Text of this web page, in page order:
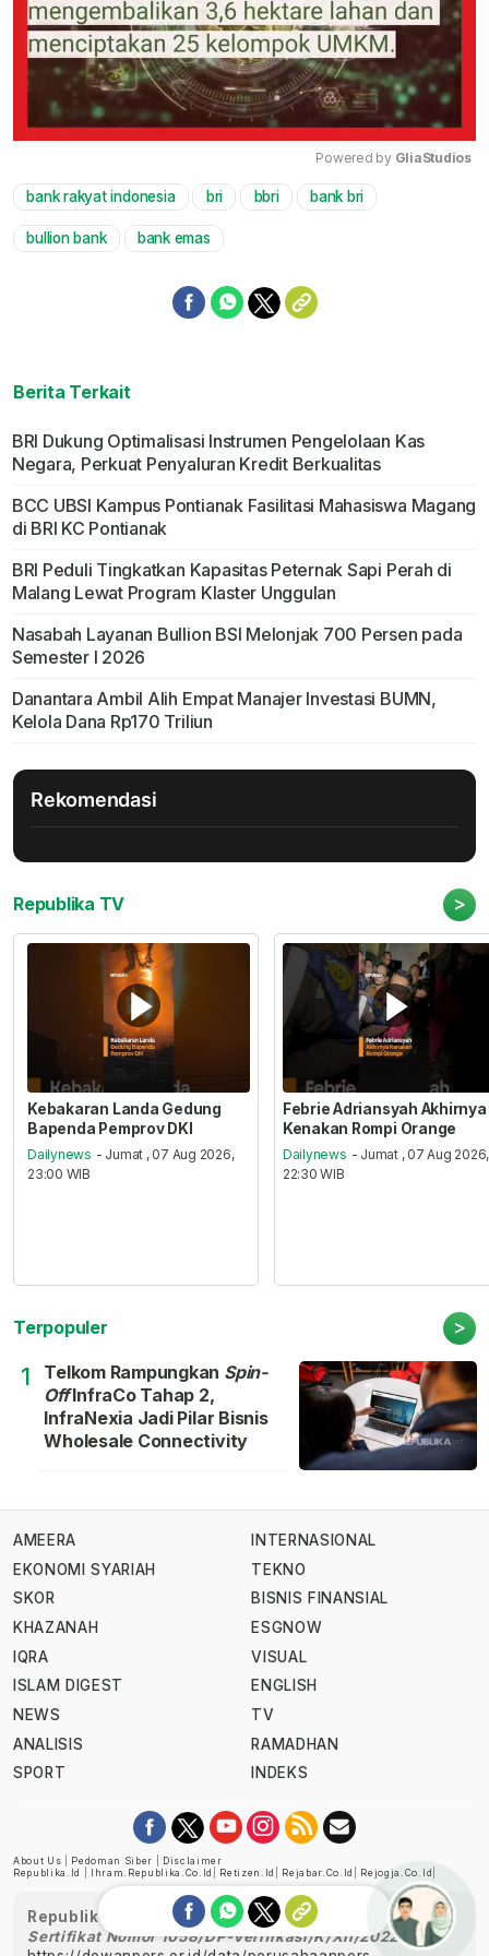
Powered by GliaStudios
bank rakyat indonesia bri bbri bank bri
bullion bank bank emas
Berita Terkait
BRI Dukung Optimalisasi Instrumen Pengelolaan Kas
Negara, Perkuat Penyaluran Kredit Berkualitas
BCC UBSI Kampus Pontianak Fasilitasi Mahasiswa Magang
di BRI KC Pontianak
BRI Peduli Tingkatkan Kapasitas Peternak Sapi Perah di
Malang Lewat Program Klaster Unggulan
Nasabah Layanan Bullion BSI Melonjak 700 Persen pada
Semester I 2026
Danantara Ambil Alih Empat Manajer Investasi BUMN,
Kelola Dana Rp170 Triliun
Rekomendasi
Republika TV >
Kebakaran Landa Gedung
Bapenda Pemprov DKI
Dailynews - Jumat , 07 Aug 2026,
23:00 WIB
Febrie Adriansyah Akhirnya
Kenakan Rompi Orange
Dailynews - Jumat , 07 Aug 2026,
22:30 WIB
Terpopuler >
1 Telkom Rampungkan Spin-
OffInfraCo Tahap 2,
InfraNexia Jadi Pilar Bisnis
Wholesale Connectivity
AMEERA
EKONOMI SYARIAH
SKOR
KHAZANAH
IQRA
ISLAM DIGEST
NEWS
ANALISIS
SPORT
INTERNASIONAL
TEKNO
BISNIS FINANSIAL
ESGNOW
VISUAL
ENGLISH
TV
RAMADHAN
INDEKS
About Us Pedoman Siber
Disclaimer
Republika.id
Ihram.republika.co.id Retizen.id Rejabar.co.id Rejogja.co.id
Republika telah diverifikasi oleh Dewan Pers
Sertifikat Nomor 1058/DP-Verifikasi/K/XII/2022